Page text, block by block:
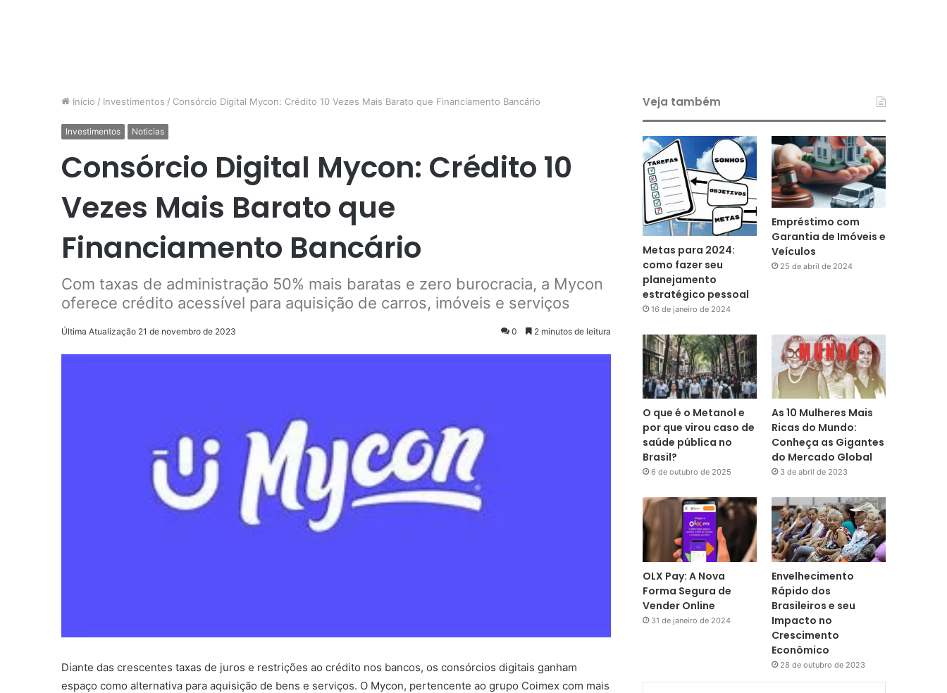
Início / Investimentos / Consórcio Digital Mycon: Crédito 10 Vezes Mais Barato que Financiamento Bancário
Investimentos Noticias
Consórcio Digital Mycon: Crédito 10
Vezes Mais Barato que
Financiamento Bancário
Com taxas de administração 50% mais baratas e zero burocracia, a Mycon
oferece crédito acessível para aquisição de carros, imóveis e serviços
Última Atualização 21 de novembro de 2023 0 2 minutos de leitura
Diante das crescentes taxas de juros e restrições ao crédito nos bancos, os consórcios digitais ganham
espaço como alternativa para aquisição de bens e serviços. O Mycon, pertencente ao grupo Coimex com mais
Veja também
Metas para 2024:
como fazer seu
planejamento
estratégico pessoal
16 de janeiro de 2024
Empréstimo com
Garantia de Imóveis e
Veículos
25 de abril de 2024
O que é o Metanol e
por que virou caso de
saúde pública no
Brasil?
6 de outubro de 2025
As 10 Mulheres Mais
Ricas do Mundo:
Conheça as Gigantes
do Mercado Global
3 de abril de 2023
OLX Pay: A Nova
Forma Segura de
Vender Online
31 de janeiro de 2024
Envelhecimento
Rápido dos
Brasileiros e seu
Impacto no
Crescimento
Econômico
28 de outubro de 2023